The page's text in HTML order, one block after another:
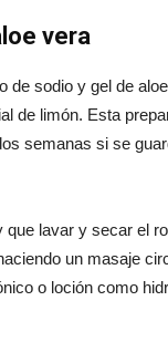
vera
de sodio y gel de
de limón. Esta
semanas si se
que lavar y secar el
un masaje
o loción como